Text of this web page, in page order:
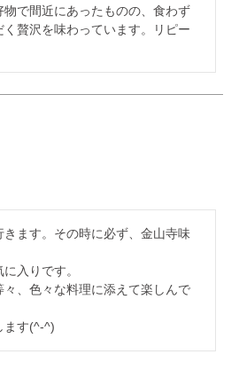
で間近にあったものの、食わず
贅沢を味わっています。リピー
ます。その時に必ず、金山寺味
入りです。
、色々な料理に添えて楽しんで
ます(^-^)